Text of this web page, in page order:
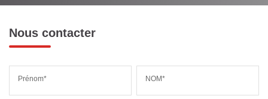
Nous contacter
Prénom* NOM*